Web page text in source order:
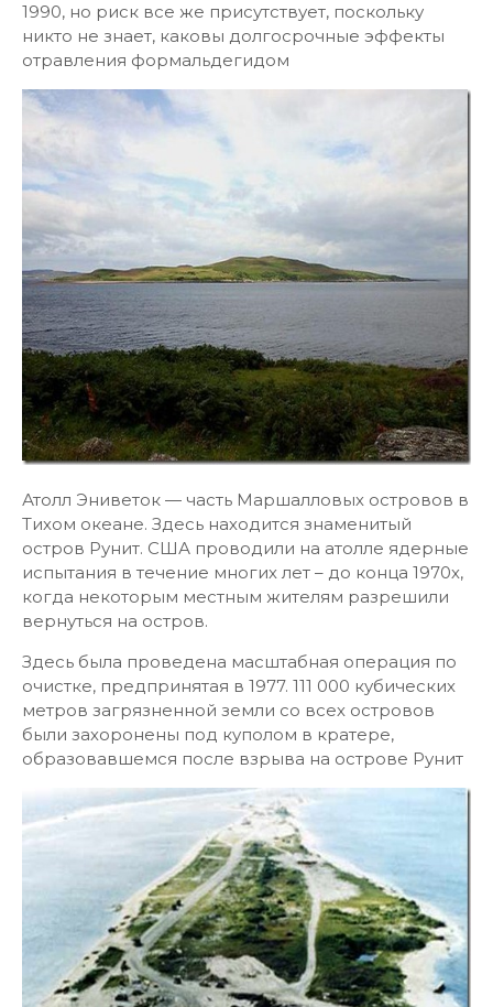
1990, но риск все же присутствует, поскольку
никто не знает, каковы долгосрочные эффекты
отравления формальдегидом
Атолл Эниветок — часть Маршалловых островов в
Тихом океане. Здесь находится знаменитый
остров Рунит. США проводили на атолле ядерные
испытания в течение многих лет – до конца 1970х,
когда некоторым местным жителям разрешили
вернуться на остров.
Здесь была проведена масштабная операция по
очистке, предпринятая в 1977. 111 000 кубических
метров загрязненной земли со всех островов
были захоронены под куполом в кратере,
образовавшемся после взрыва на острове Рунит